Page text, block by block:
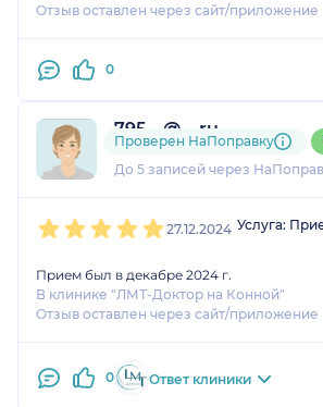
Отзыв оставлен через сайт/приложение
0
795....@....ru
2 оценки
До 5 записей через
Проверен НаПоправку
27.12.2024 Услуга:
Прием был в декабре 2024 г.
В клинике "ЛМТ-Доктор на Конной"
Отзыв оставлен через сайт/приложение
0 Ответ клиники